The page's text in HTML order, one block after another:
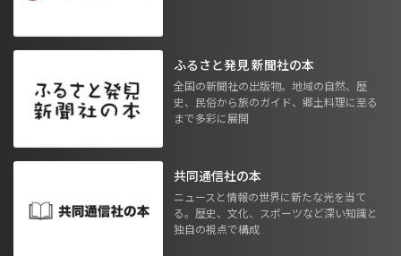
ふるさと発見 新聞社の本
全国の新聞社の出版物。地域の自然、歴
史、民俗から旅のガイド、郷土料理に至る
まで多彩に展開
共同通信社の本
ニュースと情報の世界に新たな光を当て
る。歴史、文化、スポーツなど深い知識と
独自の視点で構成